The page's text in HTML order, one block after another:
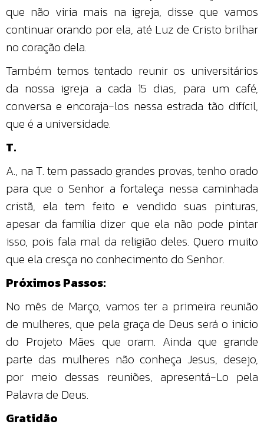
que não viria mais na igreja, disse que vamos
continuar orando por ela, até Luz de Cristo brilhar
no coração dela.
Também temos tentado reunir os universitários
da nossa igreja a cada 15 dias, para um café,
conversa e encoraja-los nessa estrada tão difícil,
que é a universidade.
T.
A., na T. tem passado grandes provas, tenho orado
para que o Senhor a fortaleça nessa caminhada
cristã, ela tem feito e vendido suas pinturas,
apesar da família dizer que ela não pode pintar
isso, pois fala mal da religião deles. Quero muito
que ela cresça no conhecimento do Senhor.
Próximos Passos:
No mês de Março, vamos ter a primeira reunião
de mulheres, que pela graça de Deus será o inicio
do Projeto Mães que oram. Ainda que grande
parte das mulheres não conheça Jesus, desejo,
por meio dessas reuniões, apresentá-Lo pela
Palavra de Deus.
Gratidão